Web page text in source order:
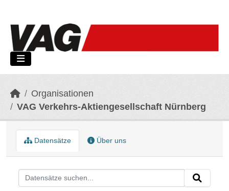
Organisationen
VAG Verkehrs-Aktiengesellschaft Nürnberg
Datensätze Über uns